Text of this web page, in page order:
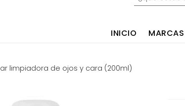
INICIO MARCAS
limpiadora de ojos y cara (200ml)